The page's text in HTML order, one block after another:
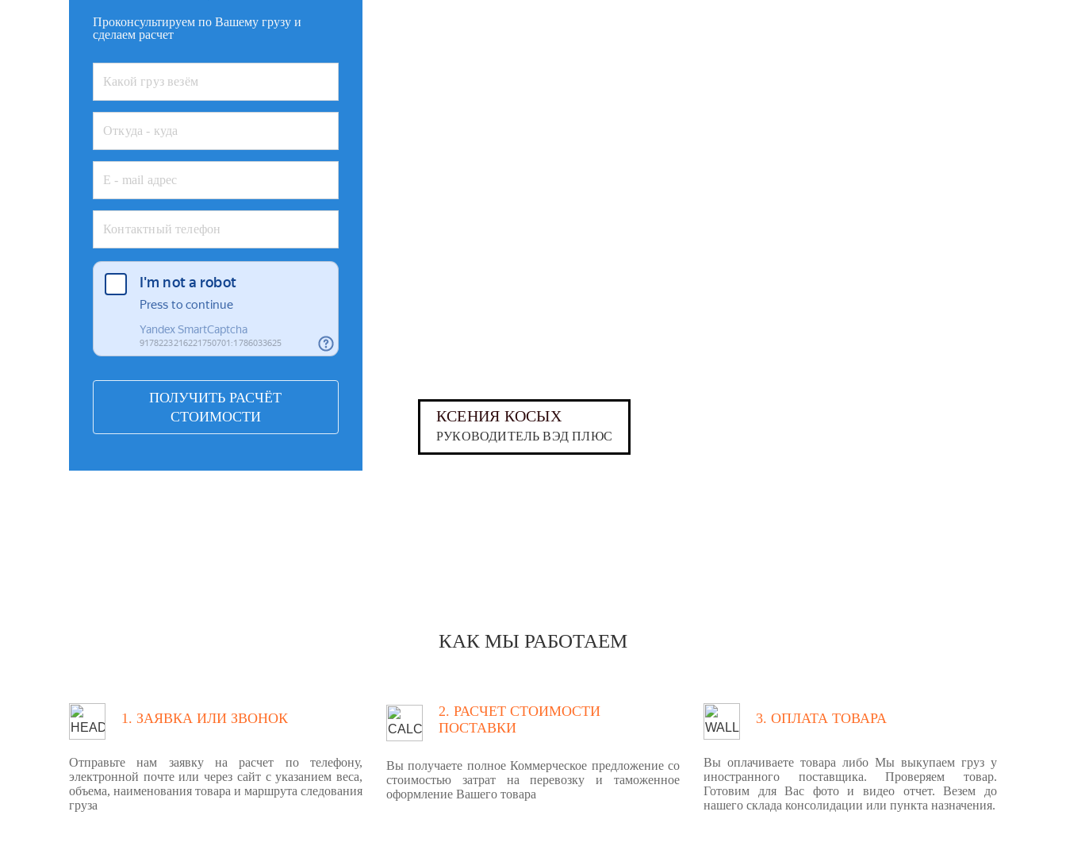
Проконсультируем по Вашему грузу и
сделаем расчет
ПОЛУЧИТЬ РАСЧЁТ
СТОИМОСТИ
КСЕНИЯ КОСЫХ
РУКОВОДИТЕЛЬ ВЭД ПЛЮС
КАК МЫ РАБОТАЕМ
1. ЗАЯВКА ИЛИ ЗВОНОК
Отправьте нам заявку на расчет по телефону,
электронной почте или через сайт с указанием веса,
объема, наименования товара и маршрута следования
груза
2. РАСЧЕТ СТОИМОСТИ
ПОСТАВКИ
Вы получаете полное Коммерческое предложение со
стоимостью затрат на перевозку и таможенное
оформление Вашего товара
3. ОПЛАТА ТОВАРА
Вы оплачиваете товара либо Мы выкупаем груз у
иностранного поставщика. Проверяем товар.
Готовим для Вас фото и видео отчет. Везем до
нашего склада консолидации или пункта назначения.